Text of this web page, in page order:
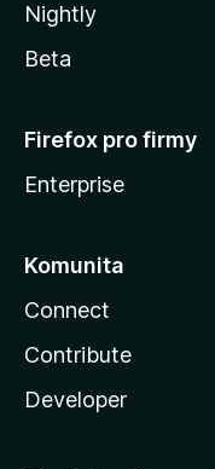
Nightly
Beta
Firefox pro firmy
Enterprise
Komunita
Connect
Contribute
Developer